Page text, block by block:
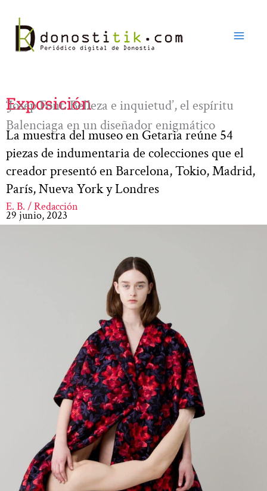
contenido
Exposición
‘Josep Font. Belleza e inquietud’, el espíritu
Balenciaga en un diseñador enigmático
La muestra del museo en Getaria reúne 54
piezas de indumentaria de colecciones que el
creador presentó en Barcelona, Tokio, Madrid,
París, Nueva York y Londres
E. B. / Redacción
29 junio, 2023